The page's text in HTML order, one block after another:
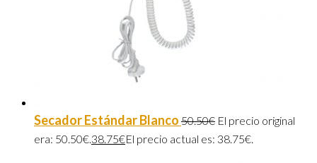
Secador Estándar Blanco 50.50€ El precio original
era: 50.50€.38.75€El precio actual es: 38.75€.